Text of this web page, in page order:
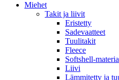
Miehet
Takit ja liivit
Eristetty
Sadevaatteet
Tuulitakit
Fleece
Softshell-
Liivi
Lämmitetty ja